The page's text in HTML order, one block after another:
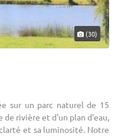
(30)
sur un parc naturel de 15
de rivière et d'un plan d'eau,
et sa luminosité. Notre